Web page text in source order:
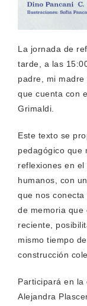
La jornada de
tarde, a las
padre, mi madre
que cuenta con
Grimaldi.
Este texto se
pedagógico que
reflexiones en
humanos, con
que nos
de memoria que
reciente,
mismo tiempo
construcción
Participará en la
Alejandra